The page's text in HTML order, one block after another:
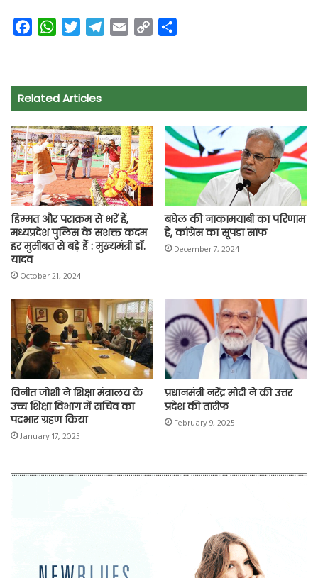
e
b
o
k
W
t
s
p
p
t
t
r
e
a
m
i
y
n
k
r
Related Articles
हिम्मत और पराक्रम से भरें हैं,
मध्यप्रदेश पुलिस के सशक्त कदम
हर मुसीबत से बड़े हैं : मुख्यमंत्री डॉ.
यादव
October 21, 2024
बघेल की नाकामयाबी का परिणाम
है, कांग्रेस का सूपड़ा साफ
December 7, 2024
विनीत जोशी ने शिक्षा मंत्रालय के
उच्च शिक्षा विभाग में सचिव का
पदभार ग्रहण किया
January 17, 2025
प्रधानमंत्री नरेंद्र मोदी ने की उत्तर
प्रदेश की तारीफ
February 9, 2025